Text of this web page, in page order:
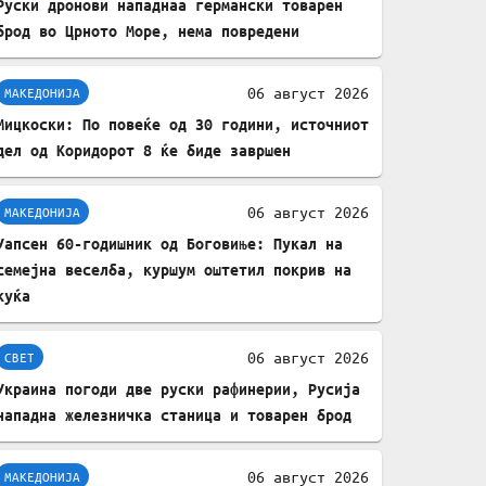
дронови нападнаа германски товарен
во Црното Море, нема повредени
МАКЕДОНИЈА 06 август 2026
По повеќе од 30 години, источниот
од Коридорот 8 ќе биде завршен
МАКЕДОНИЈА 06 август 2026
60-годишник од Боговиње: Пукал на
веселба, куршум оштетил покрив на
СВЕТ 06 август 2026
погоди две руски рафинерии, Русија
железничка станица и товарен брод
МАКЕДОНИЈА 06 август 2026